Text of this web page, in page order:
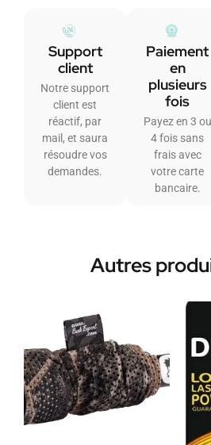
Support
client
Notre support
client est
réactif, par
mail, et saura
résoudre vos
demandes.
Paiement
en
plusieurs
fois
Payez en 3 ou
4 fois sans
frais avec
votre carte
bancaire.
Autres